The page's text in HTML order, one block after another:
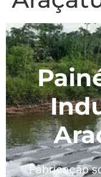
Fabricação